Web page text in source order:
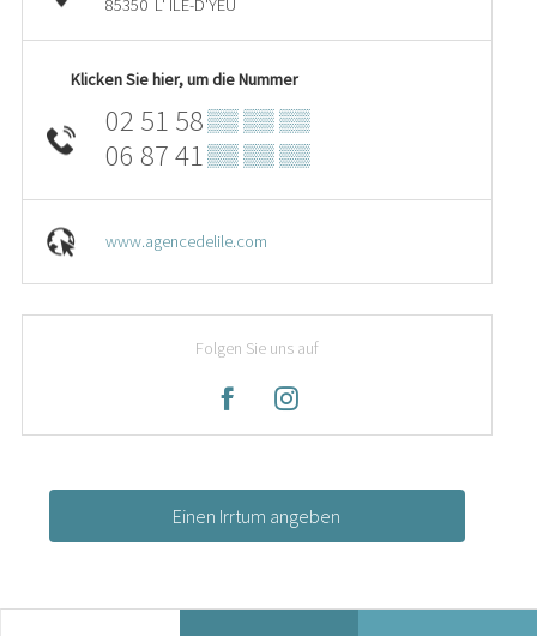
85350 L' ÎLE-D'YEU
Klicken Sie hier, um die Nummer
02 51 58▒▒ ▒▒ ▒▒
06 87 41▒▒ ▒▒ ▒▒
www.agencedelile.com
Folgen Sie uns auf
Einen Irrtum angeben